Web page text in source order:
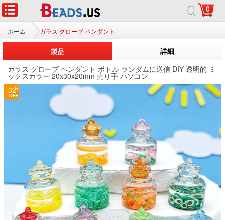
0
ホーム ガラス グローブ ペンダント
製品
詳細
ガラス グローブ ペンダント ボトル ランダムに送信 DIY 透明的 ミ
ックスカラー 20x30x20mm 売り手 パソコン
32